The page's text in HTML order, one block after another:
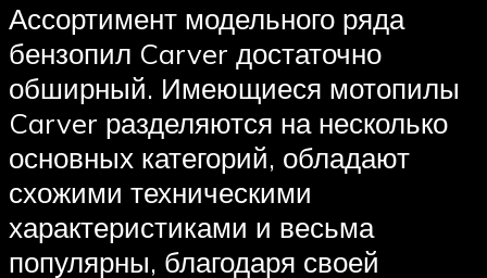
Ассортимент модельного ряда
бензопил Carver достаточно
обширный. Имеющиеся мотопилы
Carver разделяются на несколько
основных категорий, обладают
схожими техническими
характеристиками и весьма
популярны, благодаря своей